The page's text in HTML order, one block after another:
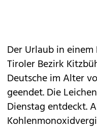
Der Urlaub in
Tiroler Bezirk
Deutsche im Alter
geendet. Die
Dienstag entdeckt.